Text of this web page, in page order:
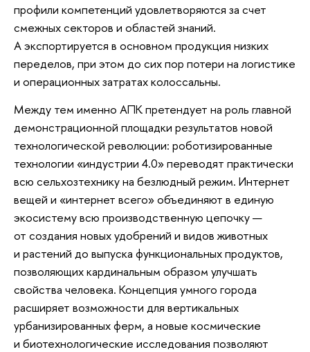
профили компетенций удовлетворяются за счет
смежных секторов и областей знаний.
А экспортируется в основном продукция низких
переделов, при этом до сих пор потери на логистике
и операционных затратах колоссальны.
Между тем именно АПК претендует на роль главной
демонстрационной площадки результатов новой
технологической революции: роботизированные
технологии «индустрии 4.0» переводят практически
всю сельхозтехнику на безлюдный режим. Интернет
вещей и «интернет всего» объединяют в единую
экосистему всю производственную цепочку —
от создания новых удобрений и видов животных
и растений до выпуска функциональных продуктов,
позволяющих кардинальным образом улучшать
свойства человека. Концепция умного города
расширяет возможности для вертикальных
урбанизированных ферм, а новые космические
и биотехнологические исследования позволяют